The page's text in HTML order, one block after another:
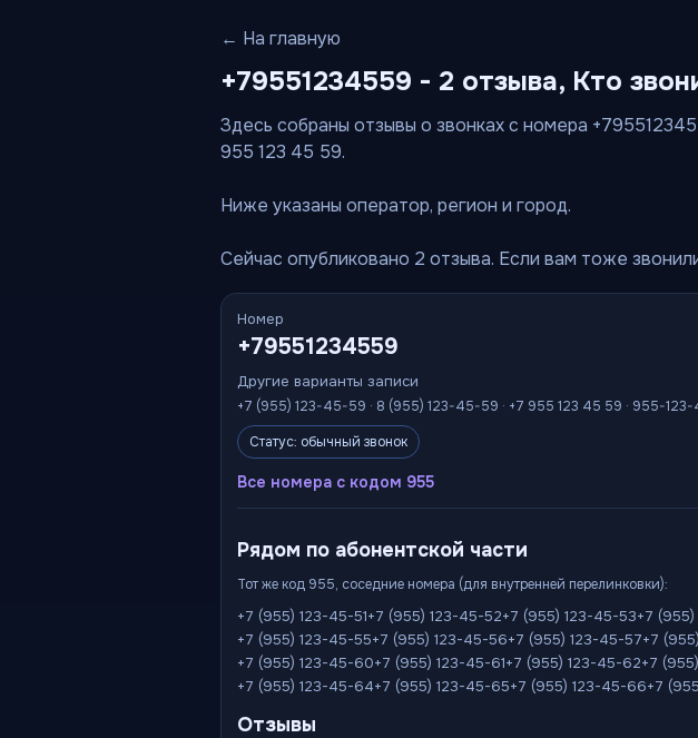
← На главную
+79551234559 - 2 отзыва, Кто
Здесь собраны отзывы о звонках с номера
955 123 45 59.
Ниже указаны оператор, регион и город.
Сейчас опубликовано 2 отзыва. Если вам тоже
Номер
+79551234559
Другие варианты записи
+7 (955) 123-45-59 · 8 (955) 123-45-59 · +7 955 123 45 59 · 955-
Статус: обычный звонок
Все номера с кодом 955
Рядом по абонентской части
Тот же код 955, соседние номера (для внутренней перелинковки):
+7 (955) 123-45-51+7 (955) 123-45-52+7 (955) 123-45-53+7
+7 (955) 123-45-55+7 (955) 123-45-56+7 (955) 123-45-57+7
+7 (955) 123-45-60+7 (955) 123-45-61+7 (955) 123-45-62+7
+7 (955) 123-45-64+7 (955) 123-45-65+7 (955) 123-45-66+7
Отзывы